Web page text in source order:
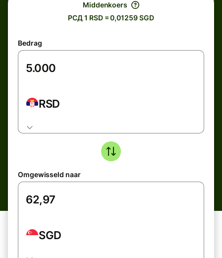
Middenkoers
РСД 1 RSD = 0,01259 SGD
Bedrag
RSD
Omgewisseld naar
SGD